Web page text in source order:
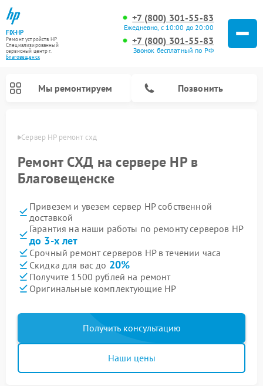
FIX-HP
Ремонт устройств HP
Специализированный
cервисный центр г.
Благовещенск
+7 (800) 301-55-83
Ежедневно, с 10:00 до 20:00
+7 (800) 301-55-83
Звонок бесплатный по РФ
Мы ремонтируем Позвонить
Сервер HP ремонт схд
Ремонт СХД на сервере HP в
Благовещенске
Привезем и увезем сервер HP собственной
доставкой
Гарантия на наши работы по ремонту серверов HP
до 3-х лет
Срочный ремонт серверов HP в течении часа
Скидка для вас до 20%
Получите 1500 рублей на ремонт
Оригинальные комплектующие HP
Получить консультацию
Наши цены